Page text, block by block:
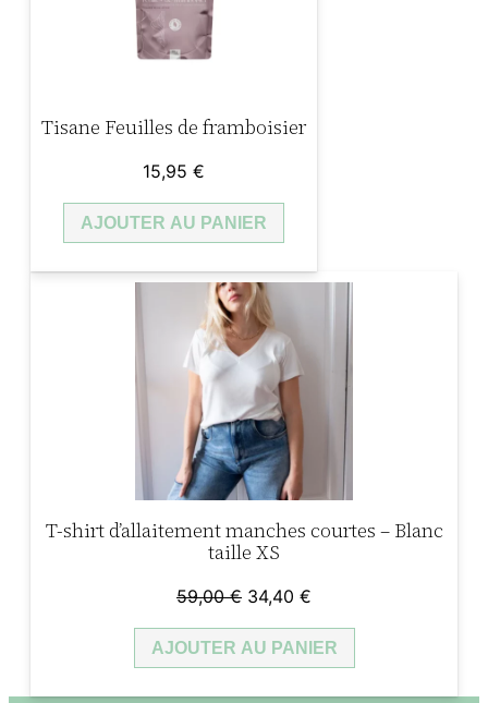
Tisane Feuilles de framboisier
15,95 €
AJOUTER AU PANIER
T-shirt d’allaitement manches courtes – Blanc
taille XS
59,00€ Le
initial
34,40 €
actuel
AJOUTER AU PANIER